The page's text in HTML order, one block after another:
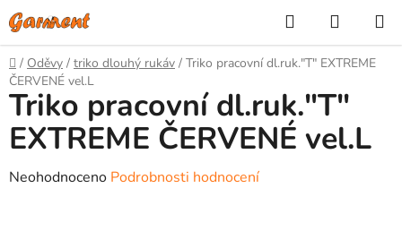
Přejít
na
obsah
Hledat
KOŠÍK
Domů
/ Oděvy / triko dlouhý rukáv / Triko pracovní dl.ruk."T" EXTREME
ČERVENÉ vel.L
Triko pracovní dl.ruk."T"
EXTREME ČERVENÉ vel.L
Průměrné
Neohodnoceno Podrobnosti hodnocení